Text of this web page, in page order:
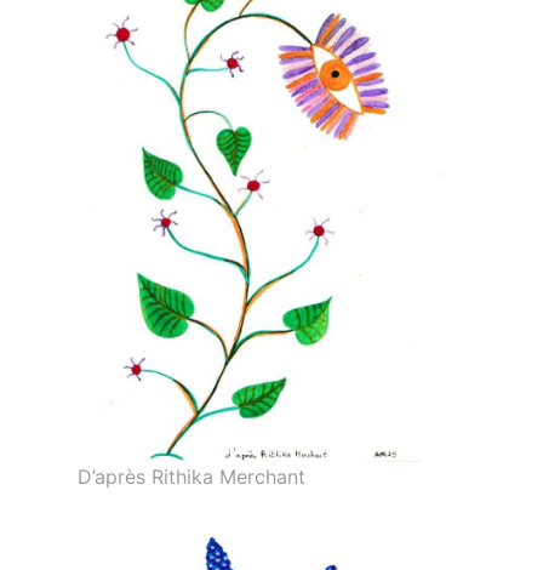
D’après Rithika Merchant